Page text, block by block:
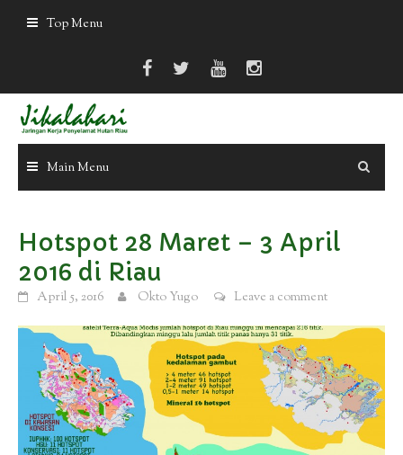
Top Menu
Main Menu
Hotspot 28 Maret – 3 April
2016 di Riau
April 5, 2016 Okto Yugo Leave a comment